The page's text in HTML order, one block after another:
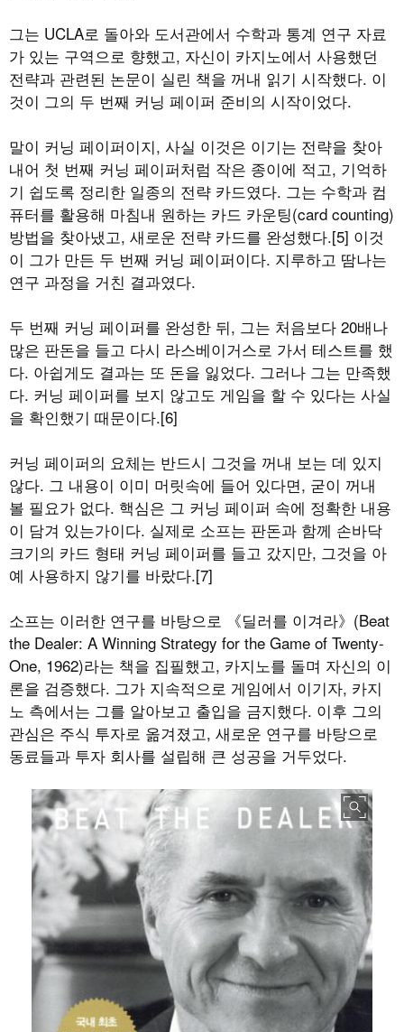
그는 UCLA로 돌아와 도서관에서 수학과 통계 연구 자료
가 있는 구역으로 향했고, 자신이 카지노에서 사용했던
전략과 관련된 논문이 실린 책을 꺼내 읽기 시작했다. 이
것이 그의 두 번째 커닝 페이퍼 준비의 시작이었다.
말이 커닝 페이퍼이지, 사실 이것은 이기는 전략을 찾아
내어 첫 번째 커닝 페이퍼처럼 작은 종이에 적고, 기억하
기 쉽도록 정리한 일종의 전략 카드였다. 그는 수학과 컴
퓨터를 활용해 마침내 원하는 카드 카운팅(card counting)
방법을 찾아냈고, 새로운 전략 카드를 완성했다.[5] 이것
이 그가 만든 두 번째 커닝 페이퍼이다. 지루하고 땀나는
연구 과정을 거친 결과였다.
두 번째 커닝 페이퍼를 완성한 뒤, 그는 처음보다 20배나
많은 판돈을 들고 다시 라스베이거스로 가서 테스트를 했
다. 아쉽게도 결과는 또 돈을 잃었다. 그러나 그는 만족했
다. 커닝 페이퍼를 보지 않고도 게임을 할 수 있다는 사실
을 확인했기 때문이다.[6]
커닝 페이퍼의 요체는 반드시 그것을 꺼내 보는 데 있지
않다. 그 내용이 이미 머릿속에 들어 있다면, 굳이 꺼내
볼 필요가 없다. 핵심은 그 커닝 페이퍼 속에 정확한 내용
이 담겨 있는가이다. 실제로 소프는 판돈과 함께 손바닥
크기의 카드 형태 커닝 페이퍼를 들고 갔지만, 그것을 아
예 사용하지 않기를 바랐다.[7]
소프는 이러한 연구를 바탕으로 《딜러를 이겨라》(Beat
the Dealer: A Winning Strategy for the Game of Twenty-
One, 1962)라는 책을 집필했고, 카지노를 돌며 자신의 이
론을 검증했다. 그가 지속적으로 게임에서 이기자, 카지
노 측에서는 그를 알아보고 출입을 금지했다. 이후 그의
관심은 주식 투자로 옮겨졌고, 새로운 연구를 바탕으로
동료들과 투자 회사를 설립해 큰 성공을 거두었다.